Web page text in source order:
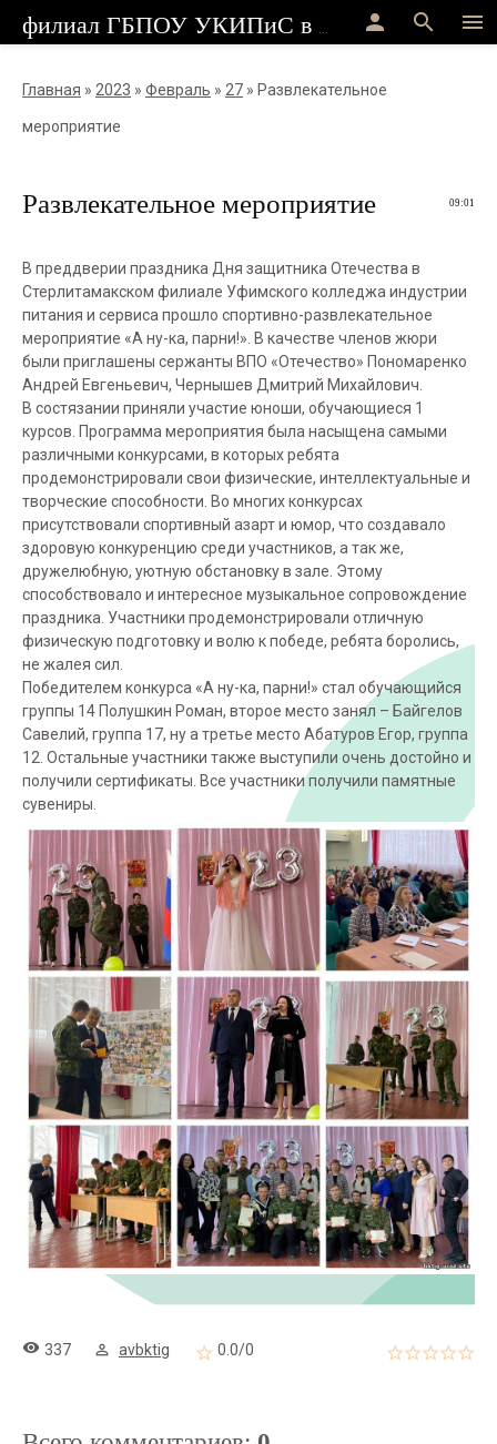
menu
search
person
Главная » 2023 » Февраль » 27 » Развлекательное
мероприятие
09:01
Развлекательное мероприятие
В преддверии праздника Дня защитника Отечества в
Стерлитамакском филиале Уфимского колледжа индустрии
питания и сервиса прошло спортивно-развлекательное
мероприятие «А ну-ка, парни!». В качестве членов жюри
были приглашены сержанты ВПО «Отечество» Пономаренко
Андрей Евгеньевич, Чернышев Дмитрий Михайлович.
В состязании приняли участие юноши, обучающиеся 1
курсов. Программа мероприятия была насыщена самыми
различными конкурсами, в которых ребята
продемонстрировали свои физические, интеллектуальные и
творческие способности. Во многих конкурсах
присутствовали спортивный азарт и юмор, что создавало
здоровую конкуренцию среди участников, а так же,
дружелюбную, уютную обстановку в зале. Этому
способствовало и интересное музыкальное сопровождение
праздника. Участники продемонстрировали отличную
физическую подготовку и волю к победе, ребята боролись,
не жалея сил.
Победителем конкурса «А ну-ка, парни!» стал обучающийся
группы 14 Полушкин Роман, второе место занял – Байгелов
Савелий, группа 17, ну а третье место Абатуров Егор, группа
12. Остальные участники также выступили очень достойно и
получили сертификаты. Все участники получили памятные
сувениры.
337 avbktig 0.0/0